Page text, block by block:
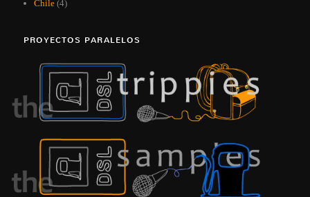
Chile (4)
PROYECTOS PARALELOS